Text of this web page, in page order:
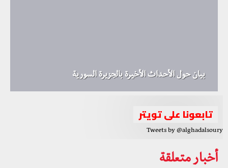
بيان حول الأحداث الأخيرة بالجزيرة السورية
تابعونا على تويتر
Tweets by @alghadalsoury
أخبار متعلقة